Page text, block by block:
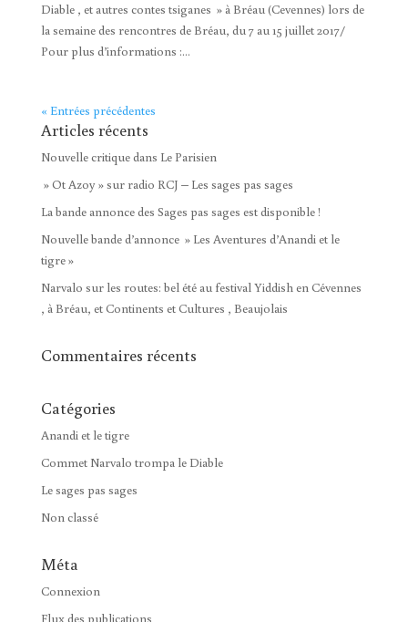
Diable , et autres contes tsiganes » à Bréau (Cevennes) lors de
la semaine des rencontres de Bréau, du 7 au 15 juillet 2017/
Pour plus d’informations :...
« Entrées précédentes
Articles récents
Nouvelle critique dans Le Parisien
» Ot Azoy » sur radio RCJ – Les sages pas sages
La bande annonce des Sages pas sages est disponible !
Nouvelle bande d’annonce » Les Aventures d’Anandi et le
tigre »
Narvalo sur les routes: bel été au festival Yiddish en Cévennes
, à Bréau, et Continents et Cultures , Beaujolais
Commentaires récents
Catégories
Anandi et le tigre
Commet Narvalo trompa le Diable
Le sages pas sages
Non classé
Méta
Connexion
Flux des publications